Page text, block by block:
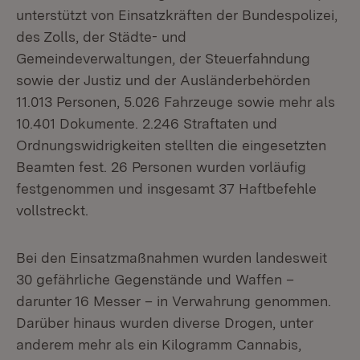
unterstützt von Einsatzkräften der Bundespolizei,
des Zolls, der Städte- und
Gemeindeverwaltungen, der Steuerfahndung
sowie der Justiz und der Ausländerbehörden
11.013 Personen, 5.026 Fahrzeuge sowie mehr als
10.401 Dokumente. 2.246 Straftaten und
Ordnungswidrigkeiten stellten die eingesetzten
Beamten fest. 26 Personen wurden vorläufig
festgenommen und insgesamt 37 Haftbefehle
vollstreckt.
Bei den Einsatzmaßnahmen wurden landesweit
30 gefährliche Gegenstände und Waffen –
darunter 16 Messer – in Verwahrung genommen.
Darüber hinaus wurden diverse Drogen, unter
anderem mehr als ein Kilogramm Cannabis,